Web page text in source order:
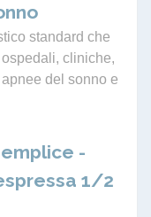
standard che
cliniche,
del sonno e
-
1/2